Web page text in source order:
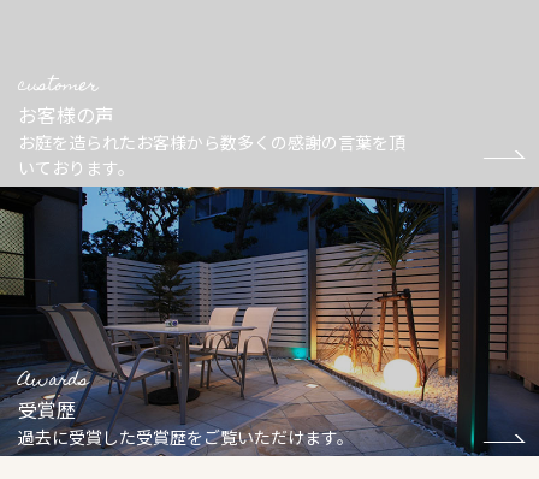
customer
お客様の声
お庭を造られたお客様から数多くの感謝の言葉を頂
いております。
Awards
受賞歴
過去に受賞した受賞歴をご覧いただけます。